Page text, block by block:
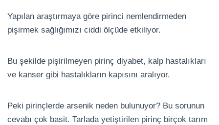
Yapılan araştırmaya göre pirinci nemlendirmeden
pişirmek sağlığımızı ciddi ölçüde etkiliyor.
Bu şekilde pişirilmeyen pirinç diyabet, kalp hastalıkları
ve kanser gibi hastalıkların kapısını aralıyor.
Peki pirinçlerde arsenik neden bulunuyor? Bu sorunun
cevabı çok basit. Tarlada yetiştirilen pirinç birçok tarım